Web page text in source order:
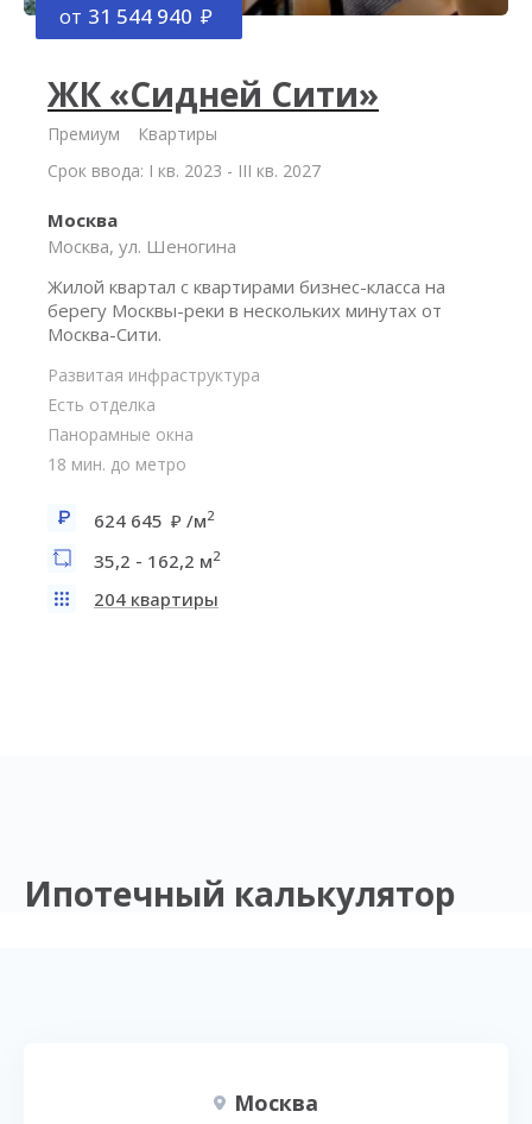
от 31 544 940
ЖК «Сидней Сити»
Премиум
Квартиры
Срок ввода: I кв. 2023 - III кв. 2027
Москва
Москва, ул. Шеногина
Жилой квартал с квартирами бизнес-класса на
берегу Москвы-реки в нескольких минутах от
Москва-Сити.
Развитая инфраструктура
Есть отделка
Панорамные окна
18 мин. до метро
624 645 /м2
35,2 - 162,2 м2
204 квартиры
Ипотечный калькулятор
Москва